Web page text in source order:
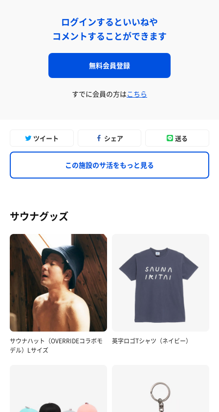
ログインするといいねや
コメントすることができます
無料会員登録
すでに会員の方はこちら
ツイート シェア 送る
この施設のサ活をもっと見る
サウナグッズ
サウナハット（OVERRIDEコラボモ
デル）Lサイズ
英字ロゴTシャツ（ネイビー）